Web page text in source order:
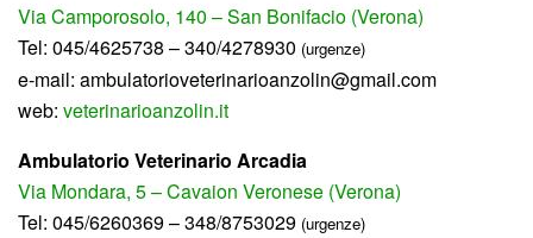
Via Camporosolo, 140 – San Bonifacio (Verona)
Tel: 045/4625738 – 340/4278930 (urgenze)
e-mail: ambulatorioveterinarioanzolin@gmail.com
web: veterinarioanzolin.it
Ambulatorio Veterinario Arcadia
Via Mondara, 5 – Cavaion Veronese (Verona)
Tel: 045/6260369 – 348/8753029 (urgenze)